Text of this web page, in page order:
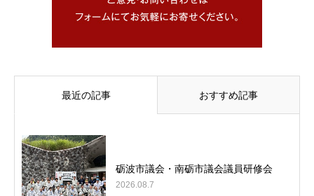
最近の記事 おすすめ記事
砺波市議会・南砺市議会議員研修会
2026.08.7